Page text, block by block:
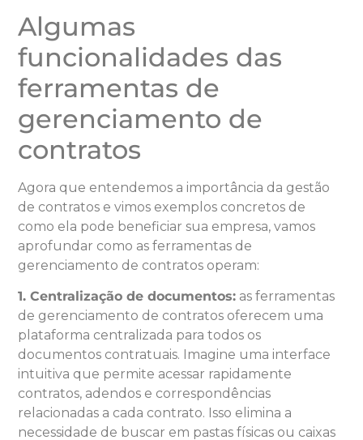
Algumas
funcionalidades das
ferramentas de
gerenciamento de
contratos
Agora que entendemos a importância da gestão
de contratos e vimos exemplos concretos de
como ela pode beneficiar sua empresa, vamos
aprofundar como as ferramentas de
gerenciamento de contratos operam:
1. Centralização de documentos: as ferramentas
de gerenciamento de contratos oferecem uma
plataforma centralizada para todos os
documentos contratuais. Imagine uma interface
intuitiva que permite acessar rapidamente
contratos, adendos e correspondências
relacionadas a cada contrato. Isso elimina a
necessidade de buscar em pastas físicas ou caixas